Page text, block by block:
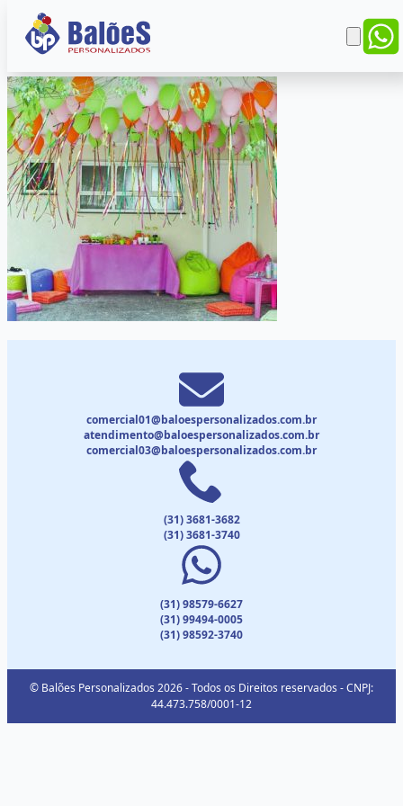
comercial01@baloespersonalizados.com.br
atendimento@baloespersonalizados.com.br
comercial03@baloespersonalizados.com.br
(31) 3681-3682
(31) 3681-3740
(31) 98579-6627
(31) 99494-0005
(31) 98592-3740
© Balões Personalizados 2026 - Todos os Direitos reservados - CNPJ:
44.473.758/0001-12